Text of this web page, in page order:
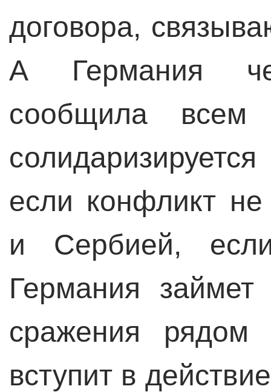
договора,
А Германия
сообщила
если конфликт не
и Сербией,
Германия
сражения
вступит в